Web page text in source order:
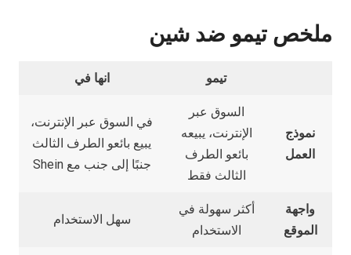
ملخص تيمو ضد شين
تيمو انها في
نموذج
العمل
السوق عبر
الإنترنت، يبيعه
بائعو الطرف
الثالث فقط
في السوق عبر الإنترنت،
يبيع بائعو الطرف الثالث
جنبًا إلى جنب مع Shein
واجهة
الموقع
أكثر سهولة في
الاستخدام
سهل الاستخدام